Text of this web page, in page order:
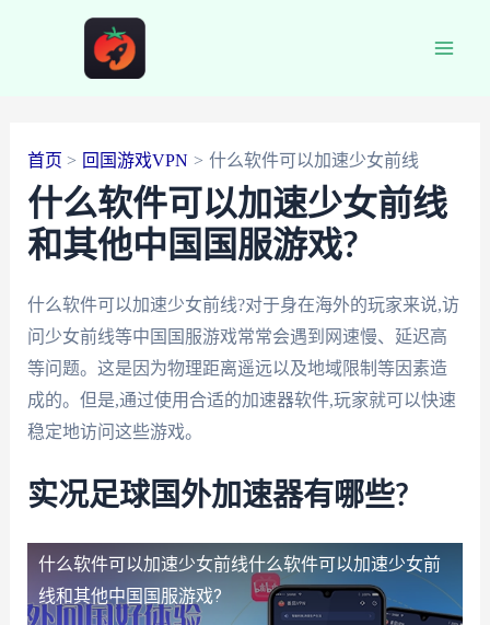
首页 回国游戏VPN 什么软件可以加速少女前线
什么软件可以加速少女前线
和其他中国国服游戏?
什么软件可以加速少女前线?对于身在海外的玩家来说,访
问少女前线等中国国服游戏常常会遇到网速慢、延迟高
等问题。这是因为物理距离遥远以及地域限制等因素造
成的。但是,通过使用合适的加速器软件,玩家就可以快速
稳定地访问这些游戏。
实况足球国外加速器有哪些?
什么软件可以加速少女前线什么软件可以加速少女前
线和其他中国国服游戏?